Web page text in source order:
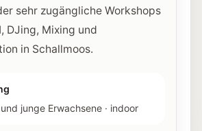
sehr zugängliche Workshops
DJing, Mixing und
in Schallmoos.
junge Erwachsene · indoor